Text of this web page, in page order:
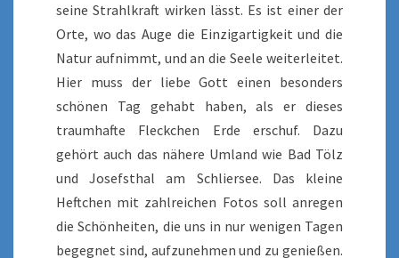
seine Strahlkraft wirken lässt. Es ist einer der
Orte, wo das Auge die Einzigartigkeit und die
Natur aufnimmt, und an die Seele weiterleitet.
Hier muss der liebe Gott einen besonders
schönen Tag gehabt haben, als er dieses
traumhafte Fleckchen Erde erschuf. Dazu
gehört auch das nähere Umland wie Bad Tölz
und Josefsthal am Schliersee. Das kleine
Heftchen mit zahlreichen Fotos soll anregen
die Schönheiten, die uns in nur wenigen Tagen
begegnet sind, aufzunehmen und zu genießen.